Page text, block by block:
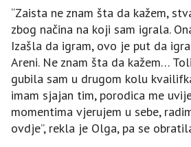
“Zaista ne znam šta da kažem,
zbog načina na koji sam igrala.
Izašla da igram, ovo je put da
Areni. Ne znam šta da kažem…
gubila sam u drugom kolu
imam sjajan tim, porodica me
momentima vjerujem u sebe,
ovdje”, rekla je Olga, pa se